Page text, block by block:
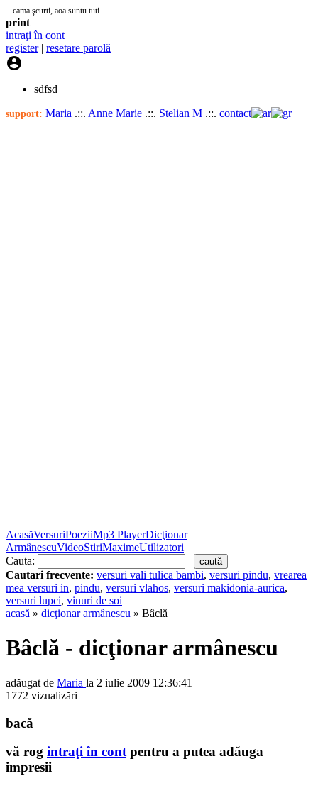
cama şcurti, aoa suntu tuti
print
intraţi în cont
register| resetare parolă

sdfsd
support: Maria .::. Anne Marie .::. Stelian M .::. contact
AcasăVersuriPoeziiMp3 PlayerDicţionar
ArmânescuVideoStiriMaximeUtilizatori
Cauta:
Cautari frecvente: versuri vali tulica bambi, versuri pindu, vrearea
mea versuri in, pindu, versuri vlahos, versuri makidonia-aurica,
versuri lupci, vinuri de soi
acasă » dicţionar armânescu » Bâclă
Bâclă - dicţionar armânescu
adăugat de Maria la 2 iulie 2009 12:36:41
1772 vizualizări
bacă
vă rog intraţi în contpentru a putea adăuga
impresii